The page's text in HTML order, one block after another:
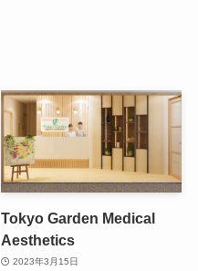
Tokyo Garden Medical
Aesthetics
2023年3月15日